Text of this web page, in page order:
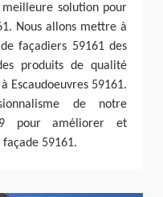
solution pour
Nous allons mettre à
façadiers 59161 des
produits de qualité
Escaudoeuvres 59161.
de notre
pour améliorer et
59161.